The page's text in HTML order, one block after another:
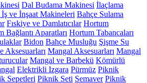
Dal Budama Makinesi İlaçlama
ve İnşaat Makineleri Bahçe Sulama
Fıskiye ve Damlatıcılar Hortum
Bağlantı Aparatları Hortum Tabancaları
Bidon Bahçe Musluğu Şişme Su
Aksesuarları Mangal Aksesuarları Mangal
Mangal ve Barbekü Kömürlü
Elektrikli Izgara Pürmüz Piknik
Sepetleri Piknik Seti Semaver Piknik